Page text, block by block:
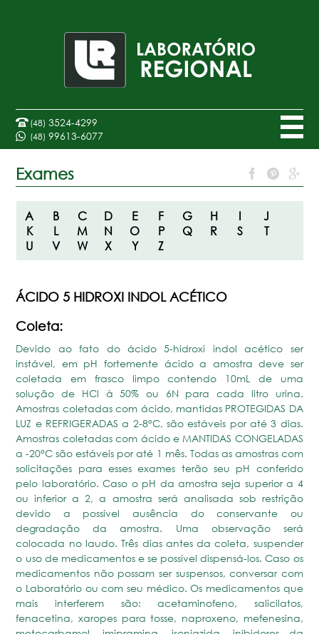
(48) 3524-4299
(48) 99613-6077
Exames
A B C D E F G H I
J
K
L M N O P Q R S
T
U
V W X Y Z
ÁCIDO 5 HIDROXI INDOL ACÉTICO
Coleta:
Devido ao fato do ácido 5-hidroxi indol acético ser
instável, em pH fortemente ácido a amostra deve ser
coletada em frasco limpo contendo 10mL de uma
solução de HCl à 50% ou 6N para cada litro urina.
Amostras coletadas com ácido, mantidas PROTEGIDAS DA
LUZ e REFRIGERADAS a 2-8°C, são estáveis por até 3 dias.
Amostras coletadas com ácido e MANTIDAS CONGELADAS
a -20°C são estáveis por até 1 mês. Todas as amostras com
solicitações para esses exames terão seu pH conferido
pelo laboratório. Caso o pH da amostra seja superior a 4
ou inferior a 2, a amostra será analisada sob restrição
devido a possível ausência do conservante ou
degradação da amostra. Uma observação será
colocada no laudo. Três dias antes da coleta, suspender
o uso de medicamentos e se possível dispensá-los. Caso os
medicamentos não possam ser suspensos, conversar com
o Laboratório ou com seu médico. Os medicamentos que
mais interferem são: acetaminofeno, salicilatos,
fenacetina, xaropes para tosse, naproxeno, mefenesina,